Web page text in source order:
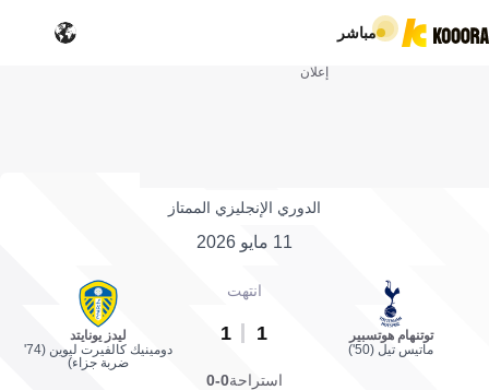
مباشر
إعلان
الدوري الإنجليزي الممتاز
11 مايو 2026
توتنهام هوتسبير
ماتيس تيل (50')
انتهت
1
1
ليدز يونايتد
دومينيك كالفيرت ليوين (74'
ضربة جزاء)
استراحة0-0